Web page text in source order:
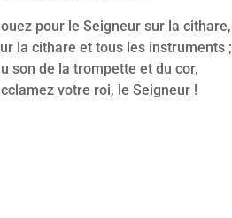
pour le Seigneur sur la cithare,
la cithare et tous les instruments ;
son de la trompette et du cor,
votre roi, le Seigneur !